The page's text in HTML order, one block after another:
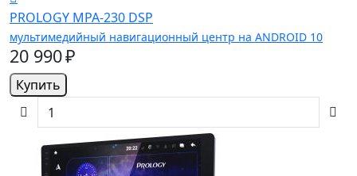
PROLOGY MPA-230 DSP
мультимедийный навигационный центр на ANDROID 10
20 990 ₽
Купить